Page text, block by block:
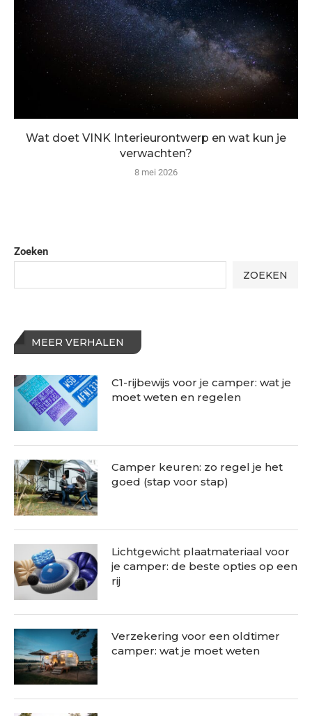
Wat doet VINK Interieurontwerp en wat kun je
verwachten?
8 mei 2026
Zoeken
ZOEKEN
MEER VERHALEN
C1-rijbewijs voor je camper: wat je
moet weten en regelen
Camper keuren: zo regel je het
goed (stap voor stap)
Lichtgewicht plaatmateriaal voor
je camper: de beste opties op een
rij
Verzekering voor een oldtimer
camper: wat je moet weten